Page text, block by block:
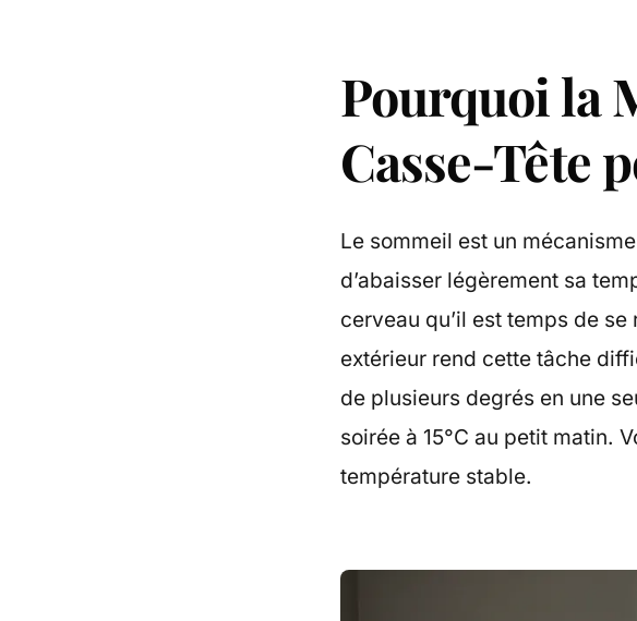
Pourquoi la
Casse-Tête
Le sommeil est un
d’abaisser légèrement sa
cerveau qu’il est temps de
extérieur rend cette tâche
de plusieurs degrés en une
soirée à 15°C au petit matin.
température stable.